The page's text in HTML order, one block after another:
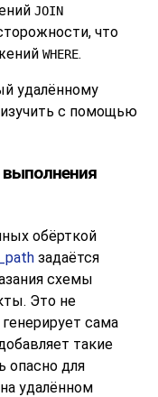
JOIN
что
WHERE.
удалённому
с помощью
выполнения
обёрткой
задаётся
схемы
Это не
сама
такие
опасно для
удалённом